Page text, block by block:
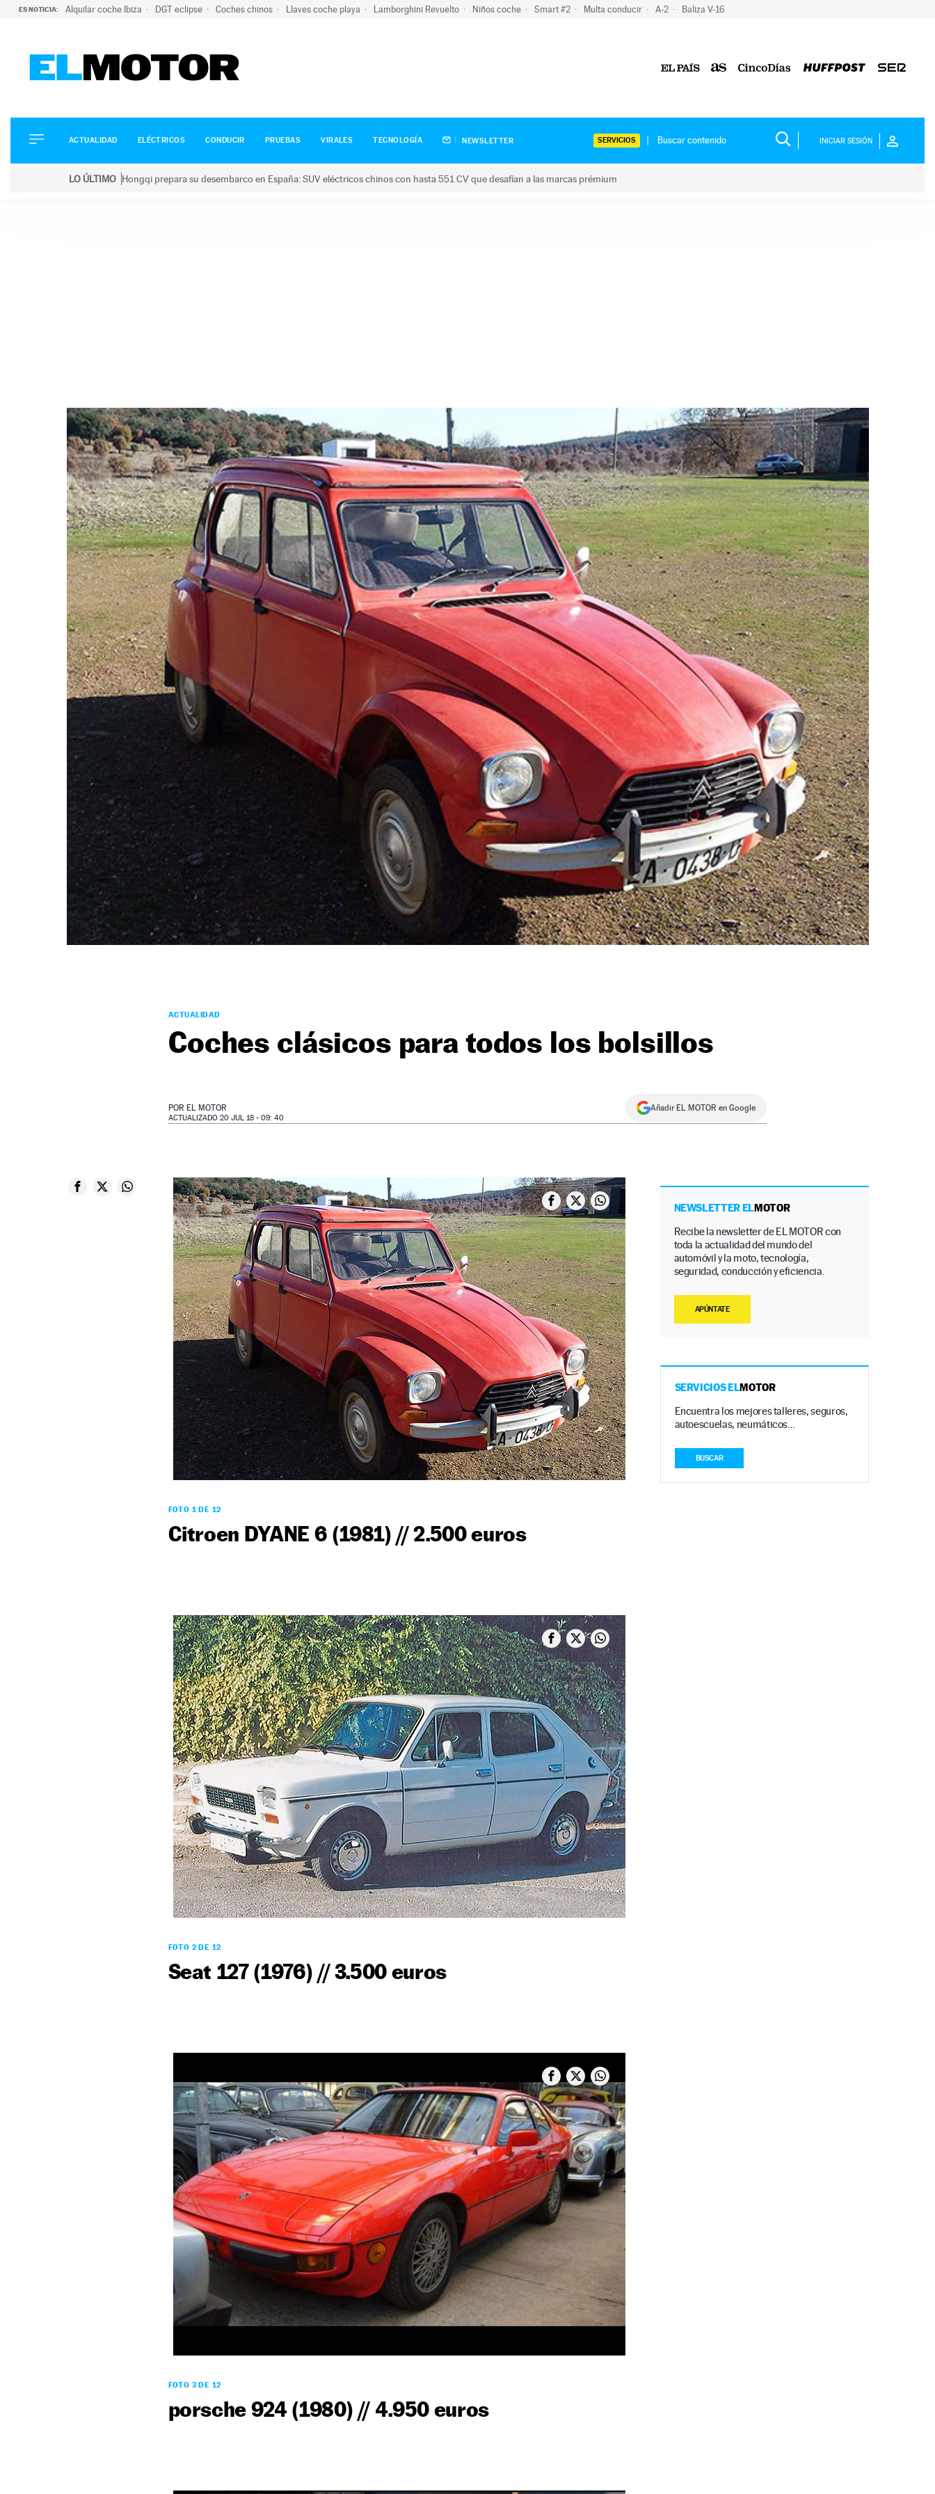
ES NOTICIA: Alquilar coche Ibiza DGT eclipse Coches chinos Llaves coche playa Lamborghini Revuelto Niños coche Smart #2 Multa conducir A-2 Baliza V-16
ELÉCTRICOS
CONDUCIR
ACTUALIDAD ELÉCTRICOS CONDUCIR PRUEBAS VIRALES TECNOLOGÍA NEWSLETTER SERVICIOS INICIAR SESIÓN
LO ÚLTIMO Hongqi prepara su desembarco en España: SUV eléctricos chinos con hasta 551 CV que desafían a las marcas prémium
ACTUALIDAD
Coches clásicos para todos los bolsillos
POR EL MOTOR
ACTUALIZADO 20 JUL 18 - 09: 40
Añadir EL MOTOR en Google
FOTO 1 DE 12
Citroen DYANE 6 (1981) // 2.500 euros
FOTO 2 DE 12
Seat 127 (1976) // 3.500 euros
FOTO 3 DE 12
porsche 924 (1980) // 4.950 euros
NEWSLETTER ELMOTOR
Recibe la newsletter de EL MOTOR con
toda la actualidad del mundo del
automóvil y la moto, tecnología,
seguridad, conducción y eficiencia.
APÚNTATE
SERVICIOS ELMOTOR
Encuentra los mejores talleres, seguros,
autoescuelas, neumáticos…
BUSCAR